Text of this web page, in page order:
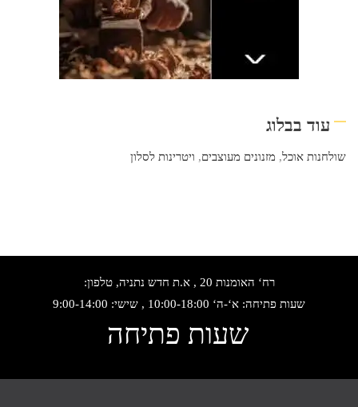
עוד בבלוג
שולחנות אוכל, מזנונים מעוצבים, ויטרינות לסלון
רח‘ האומנות 20 , א.ת חדש נתניה, טלפון:
שעות פתיחה: א‘-ה‘ 10:00-18:00 , שישי: 9:00-14:00
שעות פתיחה